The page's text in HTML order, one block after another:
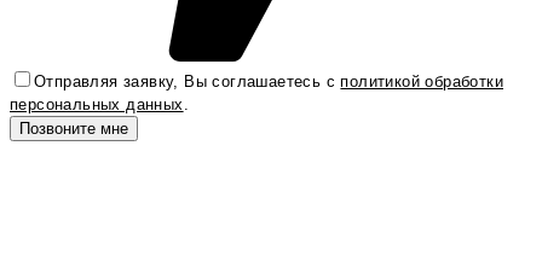
Отправляя заявку, Вы соглашаетесь сполитикой обработки
персональных данных.